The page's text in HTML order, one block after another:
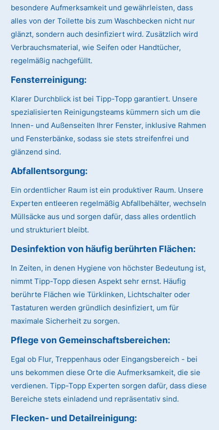
besondere Aufmerksamkeit und gewährleisten, dass
alles von der Toilette bis zum Waschbecken nicht nur
glänzt, sondern auch desinfiziert wird. Zusätzlich wird
Verbrauchsmaterial, wie Seifen oder Handtücher,
regelmäßig nachgefüllt.
Fensterreinigung:
Klarer Durchblick ist bei Tipp-Topp garantiert. Unsere
spezialisierten Reinigungsteams kümmern sich um die
Innen- und Außenseiten Ihrer Fenster, inklusive Rahmen
und Fensterbänke, sodass sie stets streifenfrei und
glänzend sind.
Abfallentsorgung:
Ein ordentlicher Raum ist ein produktiver Raum. Unsere
Experten entleeren regelmäßig Abfallbehälter, wechseln
Müllsäcke aus und sorgen dafür, dass alles ordentlich
und strukturiert bleibt.
Desinfektion von häufig berührten Flächen:
In Zeiten, in denen Hygiene von höchster Bedeutung ist,
nimmt Tipp-Topp diesen Aspekt sehr ernst. Häufig
berührte Flächen wie Türklinken, Lichtschalter oder
Tastaturen werden gründlich desinfiziert, um für
maximale Sicherheit zu sorgen.
Pflege von Gemeinschaftsbereichen:
Egal ob Flur, Treppenhaus oder Eingangsbereich - bei
uns bekommen diese Orte die Aufmerksamkeit, die sie
verdienen. Tipp-Topp Experten sorgen dafür, dass diese
Bereiche stets einladend und repräsentativ sind.
Flecken- und Detailreinigung: